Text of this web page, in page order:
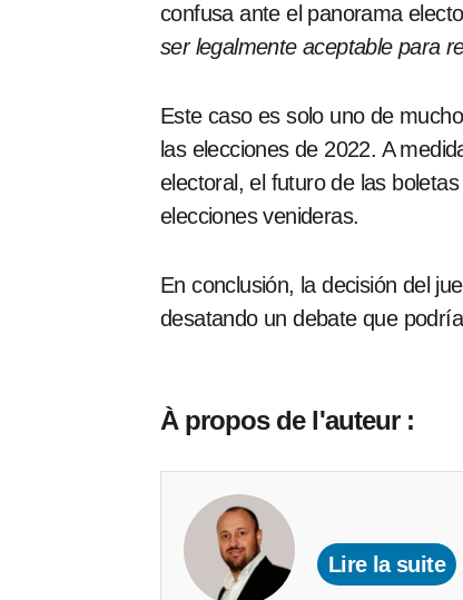
confusa ante el panorama
ser legalmente aceptable para
Este caso es solo uno de
las elecciones de 2022. A
electoral, el futuro de las
elecciones venideras.
En conclusión, la decisión del
desatando un debate que
À propos de l'auteur :
Lire la suite